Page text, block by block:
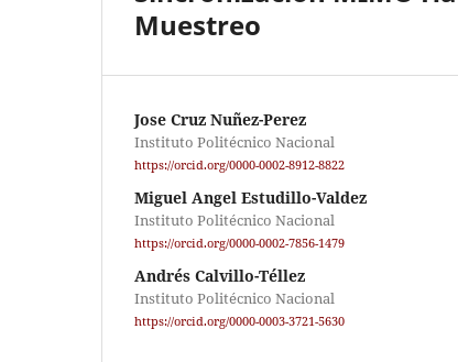
Muestreo
Jose Cruz Nuñez-Perez
Instituto Politécnico Nacional
https://orcid.org/0000-0002-8912-8822
Miguel Angel Estudillo-Valdez
Instituto Politécnico Nacional
https://orcid.org/0000-0002-7856-1479
Andrés Calvillo-Téllez
Instituto Politécnico Nacional
https://orcid.org/0000-0003-3721-5630